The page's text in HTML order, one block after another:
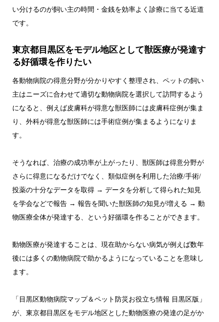
い分けるのが飼い主の時間・金銭を効率よく診療に当てる近道
です。
東京都目黒区をモデル地区として獣医療が発達す
る好循環を作りたい
各動物病院の得意分野が分かりやすく整理され、ペットの飼い
主はニーズに合わせて適切な動物病院を選択して訪問するよう
になると、例えば皮膚科が得意な獣医師には皮膚科症例が集ま
り、外科が得意な獣医師には手術症例が集まるようになりま
す。
そうなれば、治療の成功率が上がったり、獣医師は得意分野が
さらに得意になるだけでなく、類似症例を利用した治療/手術/
投薬の十分なデータを取得 → データを分析して得られた知見
を学会などで報告 → 報告を聞いた獣医師の知見が増える → 動
物医療全体が発達する、という好循環を作ることができます。
動物医療が発達することは、現在助からない病気が例えば数年
後には多くの動物病院で助かるようになっていることを意味し
ます。
「目黒区動物病院マップ＆ペット防災お役立ち情報 目黒区版」
が、東京都目黒区をモデル地区とした動物医療の発達の足がか